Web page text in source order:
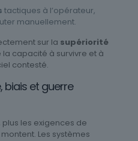
tactiques à l’opérateur,
manuellement.
sur la supériorité
la capacité à survivre et à
contesté.
biais et guerre
plus les exigences de
Les systèmes